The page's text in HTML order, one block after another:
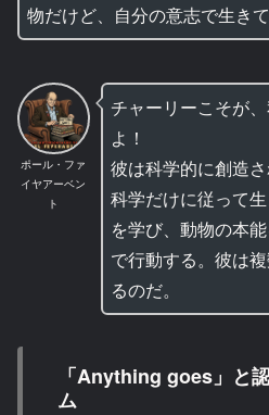
物だけど、自分の意志で生き
ポール・ファ
イヤアーベン
ト
チャーリーこそが
よ！
彼は科学的に創造
科学だけに従って
を学び、動物の本
で行動する。彼は
るのだ。
「Anything goes」と
ム